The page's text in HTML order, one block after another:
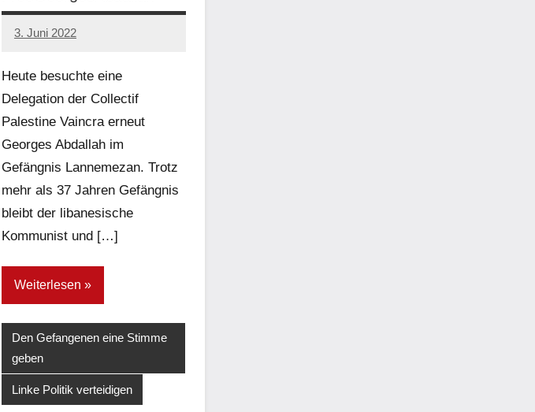
3. Juni 2022
network
Heute besuchte eine
Delegation der Collectif
Palestine Vaincra erneut
Georges Abdallah im
Gefängnis Lannemezan. Trotz
mehr als 37 Jahren Gefängnis
bleibt der libanesische
Kommunist und […]
Weiterlesen
Den Gefangenen eine Stimme
geben
Linke Politik verteidigen